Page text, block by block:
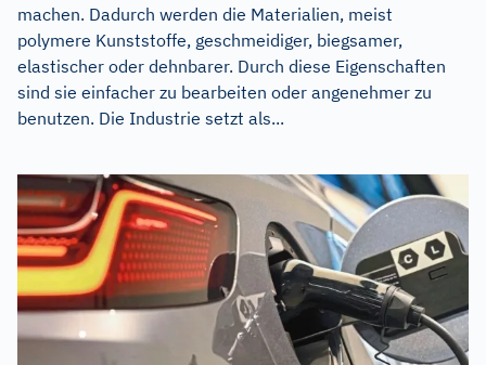
machen. Dadurch werden die Materialien, meist
polymere Kunststoffe, geschmeidiger, biegsamer,
elastischer oder dehnbarer. Durch diese Eigenschaften
sind sie einfacher zu bearbeiten oder angenehmer zu
benutzen. Die Industrie setzt als...